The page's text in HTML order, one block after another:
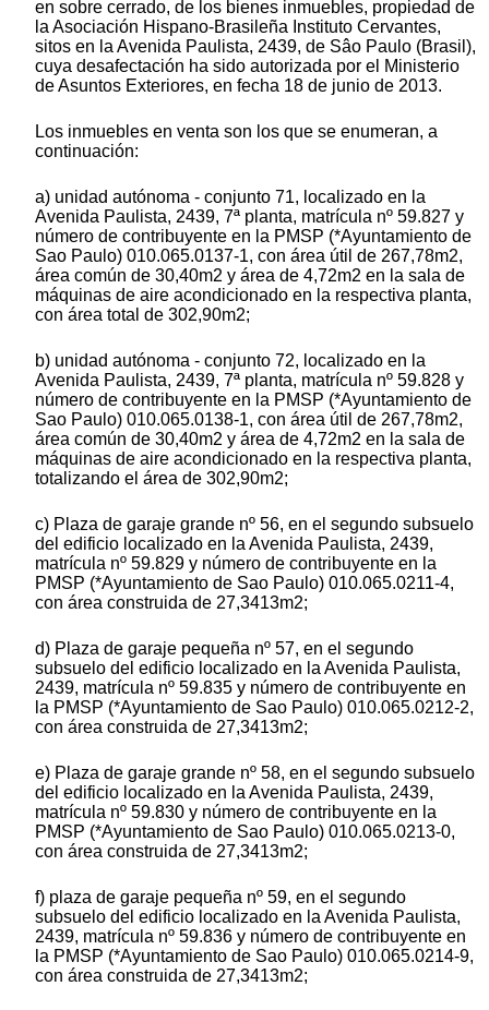
en sobre cerrado, de los bienes inmuebles, propiedad de
la Asociación Hispano-Brasileña Instituto Cervantes,
sitos en la Avenida Paulista, 2439, de Sâo Paulo (Brasil),
cuya desafectación ha sido autorizada por el Ministerio
de Asuntos Exteriores, en fecha 18 de junio de 2013.
Los inmuebles en venta son los que se enumeran, a
continuación:
a) unidad autónoma - conjunto 71, localizado en la
Avenida Paulista, 2439, 7ª planta, matrícula nº 59.827 y
número de contribuyente en la PMSP (*Ayuntamiento de
Sao Paulo) 010.065.0137-1, con área útil de 267,78m2,
área común de 30,40m2 y área de 4,72m2 en la sala de
máquinas de aire acondicionado en la respectiva planta,
con área total de 302,90m2;
b) unidad autónoma - conjunto 72, localizado en la
Avenida Paulista, 2439, 7ª planta, matrícula nº 59.828 y
número de contribuyente en la PMSP (*Ayuntamiento de
Sao Paulo) 010.065.0138-1, con área útil de 267,78m2,
área común de 30,40m2 y área de 4,72m2 en la sala de
máquinas de aire acondicionado en la respectiva planta,
totalizando el área de 302,90m2;
c) Plaza de garaje grande nº 56, en el segundo subsuelo
del edificio localizado en la Avenida Paulista, 2439,
matrícula nº 59.829 y número de contribuyente en la
PMSP (*Ayuntamiento de Sao Paulo) 010.065.0211-4,
con área construida de 27,3413m2;
d) Plaza de garaje pequeña nº 57, en el segundo
subsuelo del edificio localizado en la Avenida Paulista,
2439, matrícula nº 59.835 y número de contribuyente en
la PMSP (*Ayuntamiento de Sao Paulo) 010.065.0212-2,
con área construida de 27,3413m2;
e) Plaza de garaje grande nº 58, en el segundo subsuelo
del edificio localizado en la Avenida Paulista, 2439,
matrícula nº 59.830 y número de contribuyente en la
PMSP (*Ayuntamiento de Sao Paulo) 010.065.0213-0,
con área construida de 27,3413m2;
f) plaza de garaje pequeña nº 59, en el segundo
subsuelo del edificio localizado en la Avenida Paulista,
2439, matrícula nº 59.836 y número de contribuyente en
la PMSP (*Ayuntamiento de Sao Paulo) 010.065.0214-9,
con área construida de 27,3413m2;